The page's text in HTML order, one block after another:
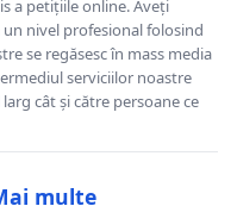
a petițiile online. Aveți
nivel profesional folosind
se regăsesc în mass media
serviciilor noastre
cât și către persoane ce
multe